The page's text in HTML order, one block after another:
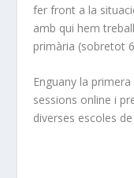
fer front a la
amb qui hem
primària (sobretot
Enguany la
sessions online i
diverses escoles